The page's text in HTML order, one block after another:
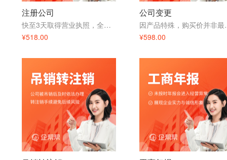
注册公司
快至3天取得营业执照，全程无需到场
¥518.00
公司变更
因产品
¥598.00